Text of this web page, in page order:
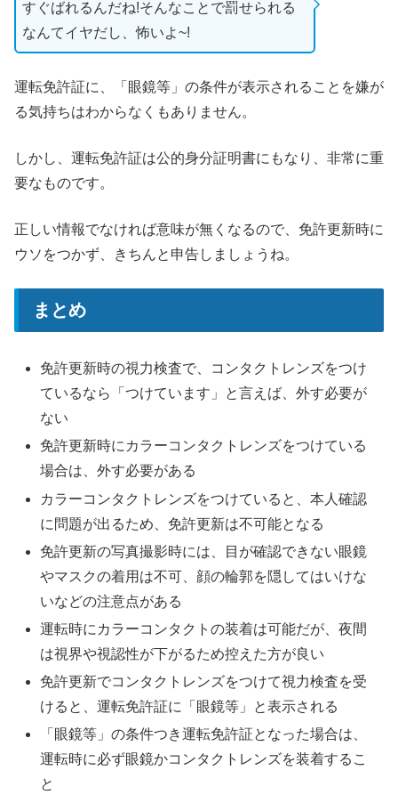
すぐばれるんだね!そんなことで罰せられる
なんてイヤだし、怖いよ~!
運転免許証に、「眼鏡等」の条件が表示されることを嫌が
る気持ちはわからなくもありません。
しかし、運転免許証は公的身分証明書にもなり、非常に重
要なものです。
正しい情報でなければ意味が無くなるので、免許更新時に
ウソをつかず、きちんと申告しましょうね。
まとめ
免許更新時の視力検査で、コンタクトレンズをつけ
ているなら「つけています」と言えば、外す必要が
ない
免許更新時にカラーコンタクトレンズをつけている
場合は、外す必要がある
カラーコンタクトレンズをつけていると、本人確認
に問題が出るため、免許更新は不可能となる
免許更新の写真撮影時には、目が確認できない眼鏡
やマスクの着用は不可、顔の輪郭を隠してはいけな
いなどの注意点がある
運転時にカラーコンタクトの装着は可能だが、夜間
は視界や視認性が下がるため控えた方が良い
免許更新でコンタクトレンズをつけて視力検査を受
けると、運転免許証に「眼鏡等」と表示される
「眼鏡等」の条件つき運転免許証となった場合は、
運転時に必ず眼鏡かコンタクトレンズを装着するこ
と